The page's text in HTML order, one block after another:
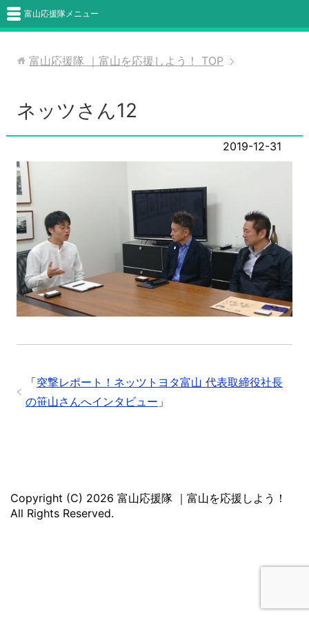
富山応援隊メニュー
富山応援隊 ｜富山を応援しよう！ TOP
ネッツさん12
2019-12-31
「突撃レポート！ネッツトヨタ富山 代表取締役社長
の笹山さんへインタビュー 」
Copyright (C) 2026 富山応援隊 ｜富山を応援しよう！
All Rights Reserved.